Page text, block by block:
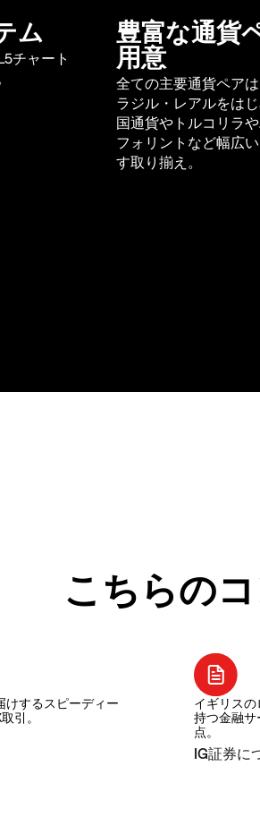
ム
チャート
豊富な通貨
用意
全ての主要通貨ペア
ラジル・レアルをは
国通貨やトルコリラ
フォリントなど幅広
す取り揃え。
こちらの
けするスピーディー
引。
イギリス
持つ金融
点。